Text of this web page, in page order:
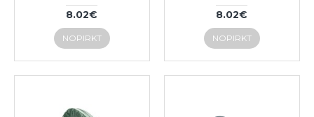
8.02€
NOPIRKT
8.02€
NOPIRKT